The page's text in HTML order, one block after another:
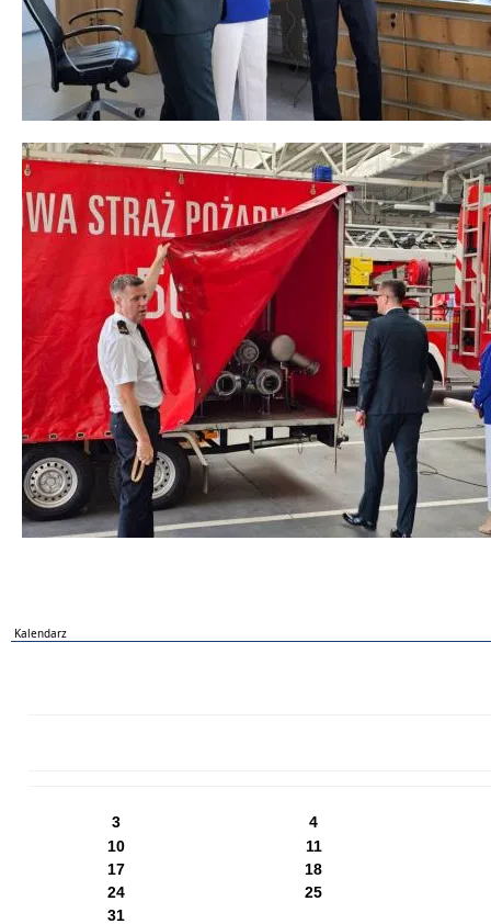
Kalendarz
3
4
10
11
17
18
24
25
31